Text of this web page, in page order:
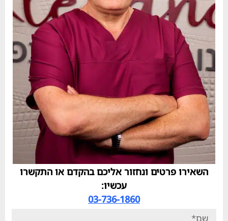
פרטים ונחזור אליכם בהקדם או התקשרו
03-736-1860